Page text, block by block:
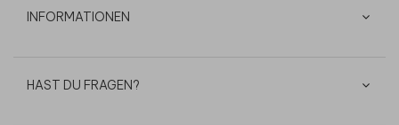
INFORMATIONEN
HAST DU FRAGEN?